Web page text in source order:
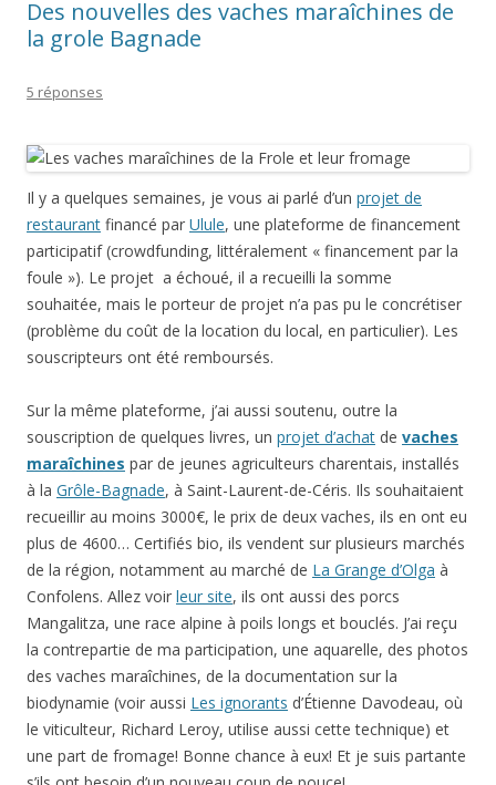
(problème du coût de la location du local, en particulier). Les
souscripteurs ont été remboursés.
Sur la même plateforme, j’ai aussi soutenu, outre la
maraîchines par de jeunes agriculteurs charentais, installés
à laGrôle-Bagnade, à Saint-Laurent-de-Céris. Ils souhaitaient
recueillir au moins 3000€, le prix de deux vaches, ils en ont eu
plus de 4600… Certifiés bio, ils vendent sur plusieurs marchés
de la région, notamment au marché de La Grange d’Olgaà
Confolens. Allez voir leur site , ils ont aussi des porcs
Mangalitza, une race alpine à poils longs et bouclés. J’ai reçu
la contrepartie de ma participation, une aquarelle, des photos
des vaches maraîchines, de la documentation sur la
le viticulteur, Richard Leroy, utilise aussi cette technique) et
une part de fromage! Bonne chance à eux! Et je suis partante
s’ils ont besoin d’un nouveau coup de pouce!
Benoît Biteau, dont je vous ai déjà parlé pour son
témoignage lors du procès poitevin desfaucheurs
volontaires, a aussi des vaches maraîchines, particulièrement
bien adaptées aux zones humides… Voir son aventure
surson site
Cette entrée a été publiée dans Environnement, nucléaire,
nature, et marquée avecbiodynamie,Charente,écologie,
élevage,environnement,financement participatif,Saint-Laurent-
de-Céris, vache, le11 février 2013 .